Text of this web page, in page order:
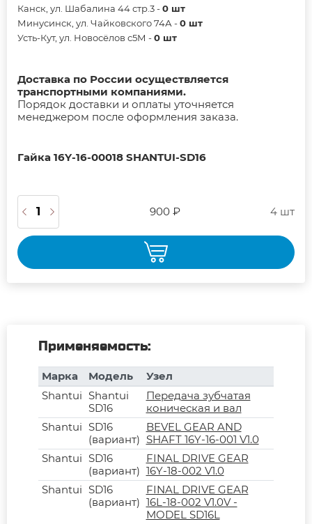
Канск, ул. Шабалина 44 стр.3 -0 шт
Минусинск, ул. Чайковского 74А -0 шт
Усть-Кут, ул. Новосёлов с5М -0 шт
Доставка по России осуществляется
транспортными компаниями.
Порядок доставки и оплаты уточняется
менеджером после оформления заказа.
Гайка 16Y-16-00018 SHANTUI-SD16
900 ₽ 4 шт
Применяемость:
Марка Модель
Узел
Shantui Shantui
SD16
Передача зубчатая
коническая и вал
Shantui SD16
(вариант)
BEVEL GEAR AND
SHAFT 16Y-16-001 V1.0
Shantui SD16
(вариант)
FINAL DRIVE GEAR
16Y-18-002 V1.0
Shantui SD16
(вариант)
FINAL DRIVE GEAR
16L-18-002 V1.0V -
MODEL SD16L